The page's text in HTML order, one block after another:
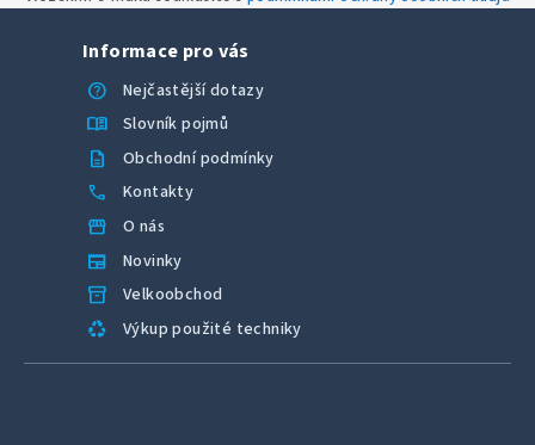
v
i
Informace pro vás
help
Nejčastější dotazy
menu_book Slovník pojmů
description Obchodní podmínky
call Kontakty
storefront O nás
newspaper Novinky
inventory_2 Velkoobchod
recycling Výkup použité techniky